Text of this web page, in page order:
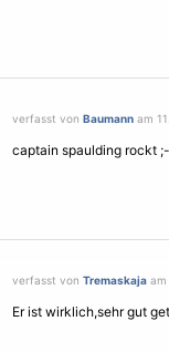
verfasst von Baumann am
captain spaulding rockt
verfasst von Tremaskaja am
Er ist wirklich,sehr gut